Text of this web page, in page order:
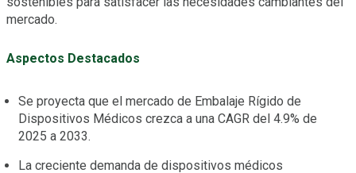
mercado.
Aspectos Destacados
Se proyecta que el mercado de Embalaje Rígido de
Dispositivos Médicos crezca a una CAGR del 4.9% de
2025 a 2033.
La creciente demanda de dispositivos médicos